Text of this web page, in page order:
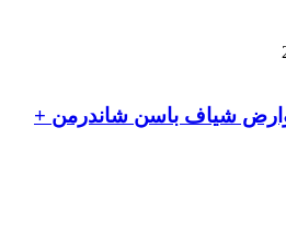
شیاف باسن شاندرمن +